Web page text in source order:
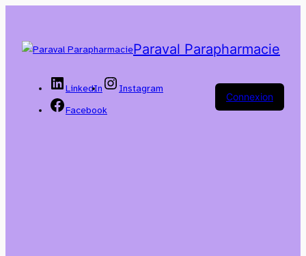
Paraval Parapharmacie
LinkedIn
Instagram
Facebook
Connexion